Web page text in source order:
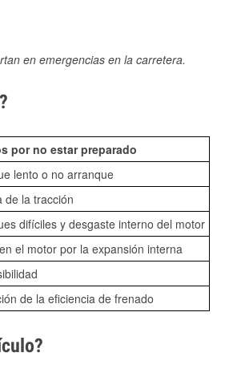
en emergencias en la carretera.
por no estar preparado
lento o no arranque
de la tracción
difíciles y desgaste interno del motor
el motor por la expansión interna
de la eficiencia de frenado